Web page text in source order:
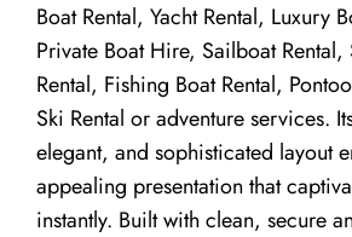
Boat Rental, Yacht Rental, Luxury
Private Boat Hire, Sailboat Rental,
Rental, Fishing Boat Rental,
Ski Rental or adventure services.
elegant, and sophisticated layout
appealing presentation that
instantly. Built with clean, secure